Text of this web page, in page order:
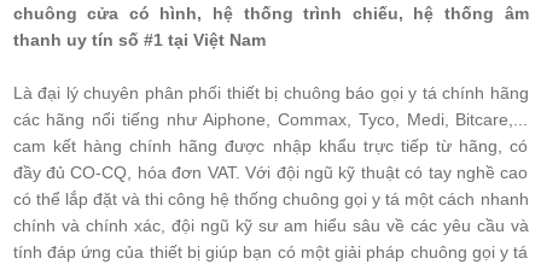
chuông cửa có hình, hệ thống trình chiếu, hệ thống âm
thanh uy tín số #1 tại Việt Nam
Là đại lý chuyên phân phối thiết bị chuông báo gọi y tá chính hãng
các hãng nổi tiếng như Aiphone, Commax, Tyco, Medi, Bitcare,...
cam kết hàng chính hãng được nhập khẩu trực tiếp từ hãng, có
đầy đủ CO-CQ, hóa đơn VAT. Với đội ngũ kỹ thuật có tay nghề cao
có thể lắp đặt và thi công hệ thống chuông gọi y tá một cách nhanh
chính và chính xác, đội ngũ kỹ sư am hiểu sâu về các yêu cầu và
tính đáp ứng của thiết bị giúp bạn có một giải pháp chuông gọi y tá